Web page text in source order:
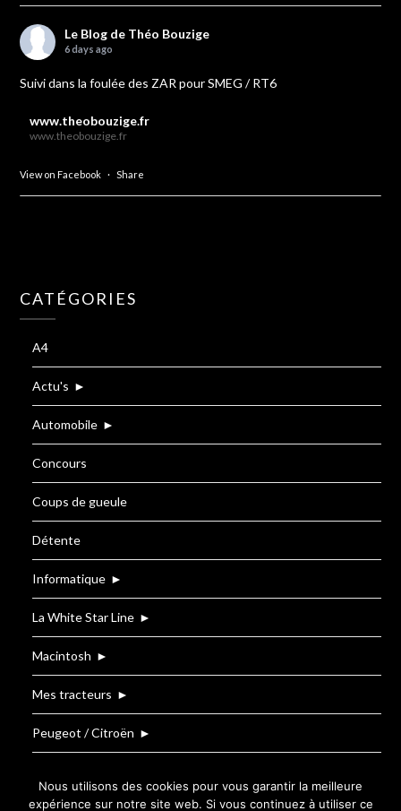
Le Blog de Théo Bouzige
6 days ago
Suivi dans la foulée des ZAR pour SMEG / RT6
www.theobouzige.fr
www.theobouzige.fr
View on Facebook · Share
CATÉGORIES
A4
Actu's ►
Automobile ►
Concours
Coups de gueule
Détente
Informatique ►
La White Star Line ►
Macintosh ►
Mes tracteurs ►
Peugeot / Citroën ►
Nous utilisons des cookies pour vous garantir la meilleure
expérience sur notre site web. Si vous continuez à utiliser ce